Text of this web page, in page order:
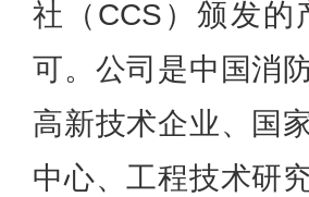
社（CCS）颁发的
可。公司是中国消
高新技术企业、国
中心、工程技术研